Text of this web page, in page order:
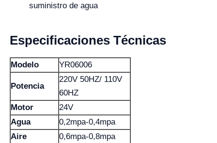
suministro de agua
Especificaciones Técnicas
Modelo YR06006
Potencia
220V 50HZ/ 110V
60HZ
Motor
24V
Agua
0,2mpa-0,4mpa
Aire
0,6mpa-0,8mpa